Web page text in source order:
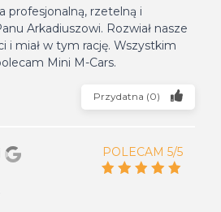
profesjonalną, rzetelną i
Arkadiuszowi. Rozwiał nasze
i miał w tym rację. Wszystkim
Mini M-Cars.
Przydatna (0)
POLECAM 5/5